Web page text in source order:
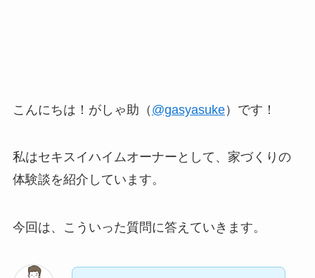
こんにちは！がしゃ助（ @gasyasuke）です！
私はセキスイハイムオーナーとして、家づくりの
体験談を紹介しています。
今回は、こういった質問に答えていきます。